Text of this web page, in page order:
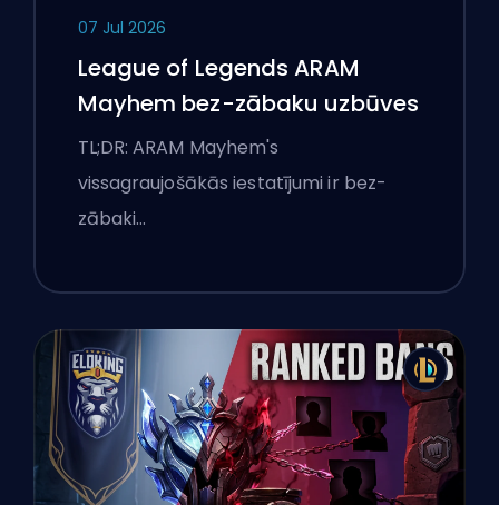
07 Jul 2026
League of Legends ARAM
Mayhem bez-zābaku uzbūves
TL;DR: ARAM Mayhem's
vissagraujošākās iestatījumi ir bez-
zābaki…